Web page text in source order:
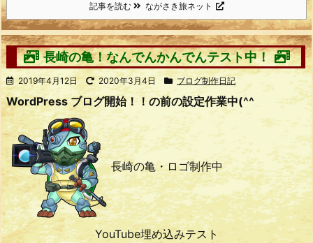
記事を読む ながさき旅ネット
長崎の亀！なんでんかんでんテスト中！
2019年4月12日 2020年3月4日 ブログ制作日記
WordPress ブログ開始！！の前の設定作業中(^^ゞ
長崎の亀・ロゴ制作中
YouTube埋め込みテスト